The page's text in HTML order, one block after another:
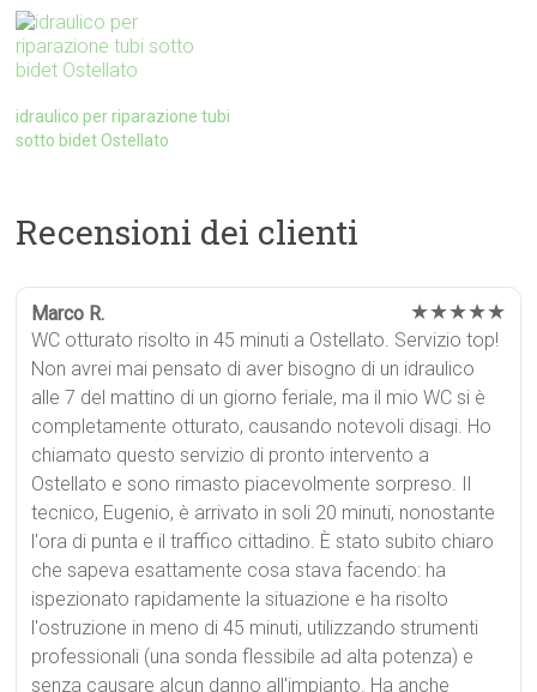
idraulico per riparazione tubi
sotto bidet Ostellato
Recensioni dei clienti
Marco R. ★★★★★
WC otturato risolto in 45 minuti a Ostellato. Servizio top!
Non avrei mai pensato di aver bisogno di un idraulico
alle 7 del mattino di un giorno feriale, ma il mio WC si è
completamente otturato, causando notevoli disagi. Ho
chiamato questo servizio di pronto intervento a
Ostellato e sono rimasto piacevolmente sorpreso. Il
tecnico, Eugenio, è arrivato in soli 20 minuti, nonostante
l'ora di punta e il traffico cittadino. È stato subito chiaro
che sapeva esattamente cosa stava facendo: ha
ispezionato rapidamente la situazione e ha risolto
l'ostruzione in meno di 45 minuti, utilizzando strumenti
professionali (una sonda flessibile ad alta potenza) e
senza causare alcun danno all'impianto. Ha anche